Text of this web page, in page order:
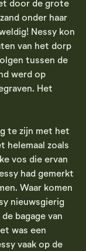
door de grote
onder haar
Nessy kon
van het dorp
tussen de
werd op
Het
te zijn met het
helemaal zoals
vos die ervan
had gemerkt
Waar komen
nieuwsgierig
bagage van
was een
vaak op de